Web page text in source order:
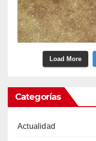
Load More
Categorías
Actualidad